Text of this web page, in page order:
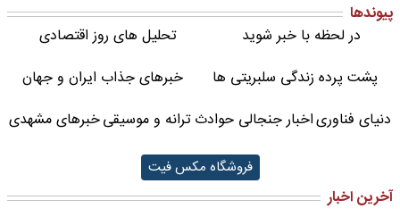
پیوندها
در لحظه با خبر شوید
تحلیل های روز اقتصادی
پشت پرده زندگی سلبریتی ها
خبرهای جذاب ایران و جهان
دنیای فناوریاخبار جنجالی حوادثترانه و موسیقیخبرهای مشهدی
فروشگاه مکس فیت
آخرین اخبار